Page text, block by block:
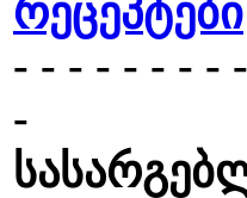
რეცეპტები
- - - - - - - -
-